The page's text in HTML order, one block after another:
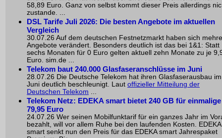
58,89 Euro. Ganz von selbst kommt dieser Preis allerdings
zustande. ...
DSL Tarife Juli 2026: Die besten Angebote im aktuellen
Vergleich
30.07.26 Auf dem deutschen Festnetzmarkt haben sich
Angebote verändert. Besonders deutlich ist das bei 1&1: Statt
sechs Monaten für 0 Euro gelten aktuell zehn Monate zu je
Euro. sim.de ...
Telekom baut 240.000 Glasfaseranschlüsse im Juni
28.07.26 Die Deutsche Telekom hat ihren Glasfaserausbau im
Juni deutlich beschleunigt. Laut offizieller Mitteilung der
Deutschen Telekom
Telekom Netz: EDEKA smart bietet 240 GB für einmalige
79,95 Euro
24.07.26 Wer seinen Mobilfunktarif für ein ganzes Jahr im
bezahlt, will vor allem Ruhe bei den laufenden Kosten. EDEKA
smart senkt nun den Preis für das EDEKA smart Jahrespaket